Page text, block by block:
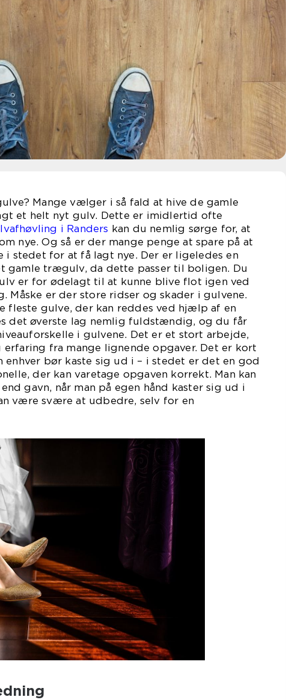
Mange vælger i så fald at hive de gamle
et helt nyt gulv. Dette er imidlertid ofte
i Randers kan du nemlig sørge for, at
nye. Og så er der mange penge at spare på at
i stedet for at få lagt nye. Der er ligeledes en
gamle trægulv, da dette passer til boligen. Du
er for ødelagt til at kunne blive flot igen ved
Måske er der store ridser og skader i gulvene.
fleste gulve, der kan reddes ved hjælp af en
det øverste lag nemlig fuldstændig, og du får
i gulvene. Det er et stort arbejde,
fra mange lignende opgaver. Det er kort
enhver bør kaste sig ud i – i stedet er det en god
der kan varetage opgaven korrekt. Man kan
gavn, når man på egen hånd kaster sig ud i
være svære at udbedre, selv for en